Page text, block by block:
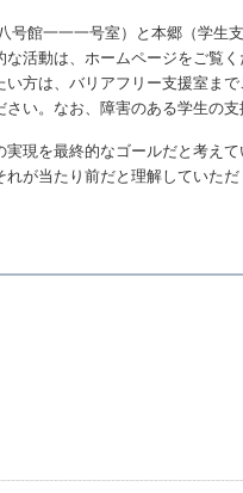
号館一一一号室）と本郷（学生
活動は、ホームページをご覧く
方は、バリアフリー支援室ま
い。なお、障害のある学生の
現を最終的なゴールだと考え
が当たり前だと理解していただ